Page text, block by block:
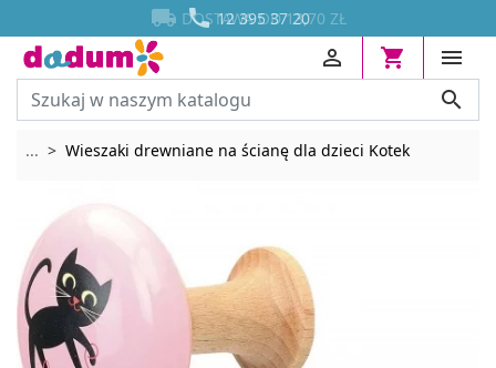

 DOSTAWA OD 13,70 ZŁ






... Rozwiń breadcrumbs
Wieszaki drewniane na ścianę dla dzieci Kotek